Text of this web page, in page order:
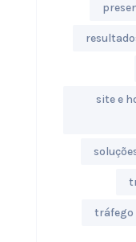
site e
tráfego